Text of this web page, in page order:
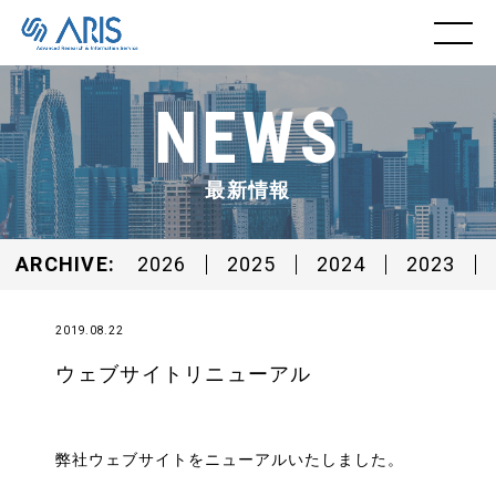
NEWS
最新情報
2019.08.22
ウェブサイトリニューアル
弊社ウェブサイトをニューアルいたしました。
ARCHIVE 2026 2025 2024 2023